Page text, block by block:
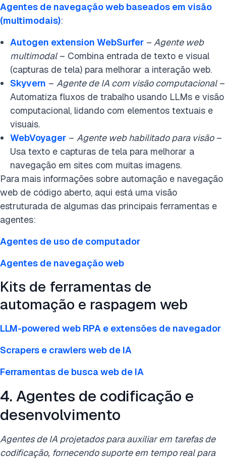
Agentes de navegação web baseados em visão
(multimodais):
Autogen extension WebSurfer – Agente web
multimodal– Combina entrada de texto e visual
(capturas de tela) para melhorar a interação web.
Skyvern – Agente de IA com visão computacional–
Automatiza fluxos de trabalho usando LLMs e visão
computacional, lidando com elementos textuais e
visuais.
WebVoyager – Agente web habilitado para visão–
Usa texto e capturas de tela para melhorar a
navegação em sites com muitas imagens.
Para mais informações sobre automação e navegação
web de código aberto, aqui está uma visão
estruturada de algumas das principais ferramentas e
agentes:
Agentes de uso de computador
Agentes de navegação web
Kits de ferramentas de
automação e raspagem web
LLM-powered web RPA e extensões de navegador
Scrapers e crawlers web de IA
Ferramentas de busca web de IA
4. Agentes de codificação e
desenvolvimento
Agentes de IA projetados para auxiliar em tarefas de
codificação, fornecendo suporte em tempo real para